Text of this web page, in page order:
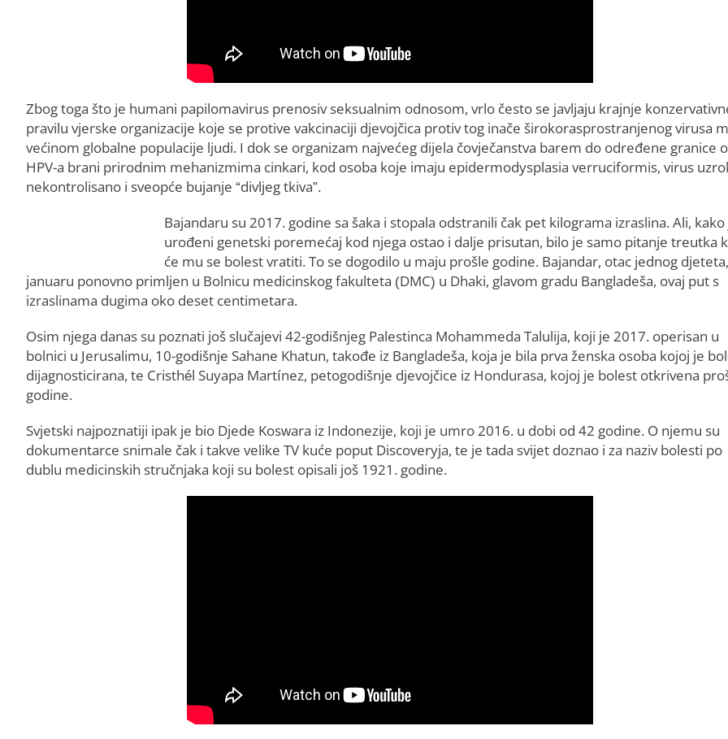
Zbog toga što je humani papilomavirus prenosiv seksualnim odnosom, vrlo često se javljaju krajnje
pravilu vjerske organizacije koje se protive vakcinaciji djevojčica protiv tog inače širokorasprostranjenog virusa
većinom globalne populacije ljudi. I dok se organizam najvećeg dijela čovječanstva barem do određene granice
HPV-a brani prirodnim mehanizmima cinkari, kod osoba koje imaju epidermodysplasia verruciformis, virus
nekontrolisano i sveopće bujanje “divljeg tkiva”.
Bajandaru su 2017. godine sa šaka i stopala odstranili čak pet kilograma izraslina. Ali, kako
urođeni genetski poremećaj kod njega ostao i dalje prisutan, bilo je samo pitanje treutka
će mu se bolest vratiti. To se dogodilo u maju prošle godine. Bajandar, otac jednog
januaru ponovno primljen u Bolnicu medicinskog fakulteta (DMC) u Dhaki, glavom gradu Bangladeša, ovaj put s
izraslinama dugima oko deset centimetara.
Osim njega danas su poznati još slučajevi 42-godišnjeg Palestinca Mohammeda Talulija, koji je 2017. operisan u
bolnici u Jerusalimu, 10-godišnje Sahane Khatun, takođe iz Bangladeša, koja je bila prva ženska osoba kojoj je
dijagnosticirana, te Cristhél Suyapa Martínez, petogodišnje djevojčice iz Hondurasa, kojoj je bolest otkrivena
godine.
Svjetski najpoznatiji ipak je bio Djede Koswara iz Indonezije, koji je umro 2016. u dobi od 42 godine. O njemu su
dokumentarce snimale čak i takve velike TV kuće poput Discoveryja, te je tada svijet doznao i za naziv bolesti po
dublu medicinskih stručnjaka koji su bolest opisali još 1921. godine.